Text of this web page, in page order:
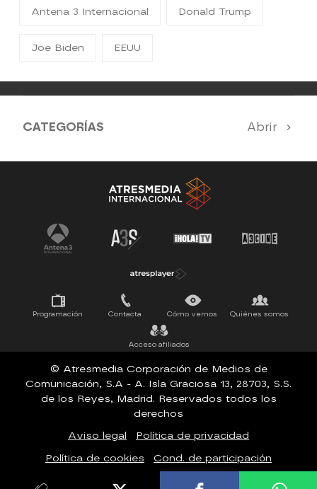
Antena 3 Internacional Donald Trump
Joe Biden EEUU
CATEGORÍAS Abrir
Antena 3 Noticias El Hormiguero
Tu cara me suena Pasapalabra
Programación Contacta Cómo vernos Quiénes somos
Acceso afiliados
© Atresmedia Corporación de Medios de
Comunicación, S.A - A. Isla Graciosa 13, 28703, S.S.
de los Reyes, Madrid. Reservados todos los
derechos
Aviso legal
Política de privacidad
Política de cookies
Cond. de participación
Configuración de privacidad
Accesibilidad